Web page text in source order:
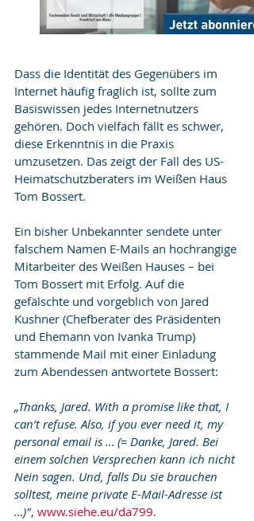
Dass die Identität des Gegenübers im
Internet häufig fraglich ist, sollte zum
Basiswissen jedes Internet­nutzers
gehören. Doch vielfach fällt es schwer,
diese Erkenntnis in die Praxis
umzusetzen. Das zeigt der Fall des US-
Heimatschutzberaters im Weißen Haus
Tom Bossert.
Ein bisher Unbekannter sendete unter
falschem Namen E-Mails an hochrangige
Mitarbeiter des Weißen Hauses – bei
Tom Bossert mit Erfolg. Auf die
gefälschte und vorgeblich von Jared
Kushner (Chefberater des Präsidenten
und Ehemann von Ivanka Trump)
stammende Mail mit einer Einladung
zum Abendessen antwortete Bossert:
„Thanks, Jared. With a promise like that, I
can’t refuse. Also, if you ever need it, my
personal email is … (= Danke, Jared. Bei
einem solchen Versprechen kann ich nicht
Nein sagen. Und, falls Du sie brauchen
solltest, meine private E-Mail-Adresse ist
…)", www.siehe.eu/da799.